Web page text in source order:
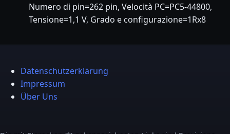
Numero di pin=262 pin, Velocità PC=PC5-44800,
Tensione=1,1 V, Grado e configurazione=1Rx8
Datenschutzerklärung
Impressum
Über Uns